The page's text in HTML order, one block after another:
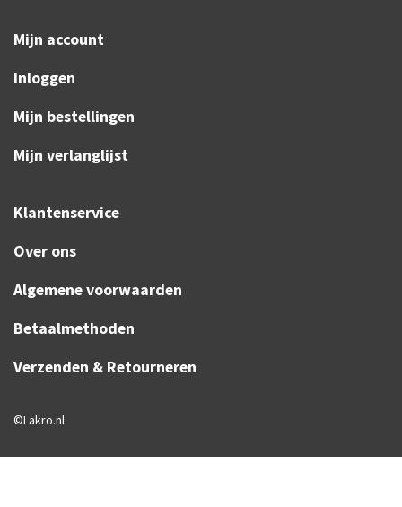
Mijn account
Inloggen
Mijn bestellingen
Mijn verlanglijst
Klantenservice
Over ons
Algemene voorwaarden
Betaalmethoden
Verzenden & Retourneren
©Lakro.nl